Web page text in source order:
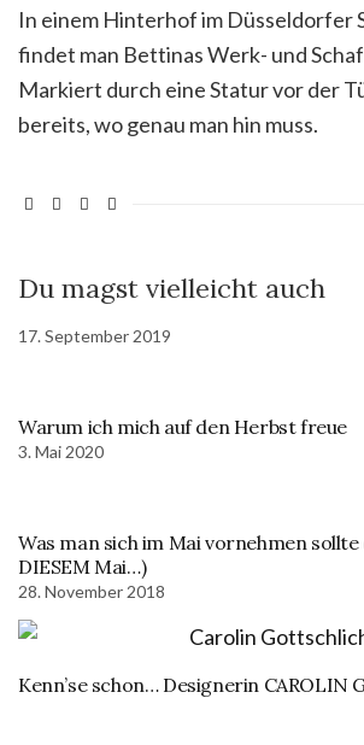
In einem Hinterhof im Düsseldorfer
findet man Bettinas Werk- und
Markiert durch eine Statur vor der
bereits, wo genau man hin muss.
Du magst vielleicht auch
17. September 2019
Warum ich mich auf den Herbst freue
3. Mai 2020
Was man sich im Mai vornehmen
DIESEM Mai…)
28. November 2018
Kenn’se schon… Designerin CAROLIN